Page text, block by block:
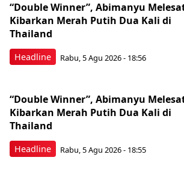
Headline
“Double Winner”, Abimanyu
Kibarkan Merah Putih Dua Kali di
Thailand
Rabu, 5 Agu 2026 - 18:56
Headline
“Double Winner”, Abimanyu
Kibarkan Merah Putih Dua Kali di
Thailand
Rabu, 5 Agu 2026 - 18:55